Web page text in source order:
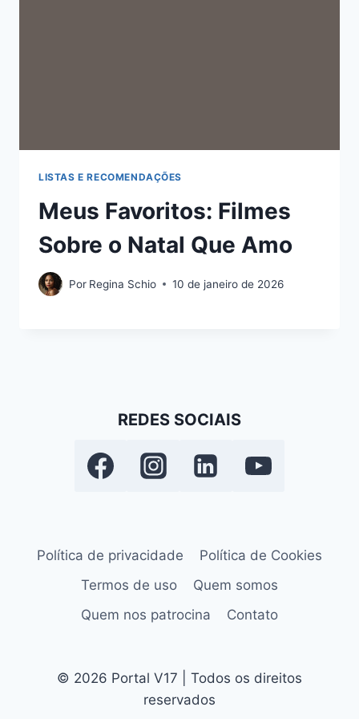
LISTAS E RECOMENDAÇÕES
Meus Favoritos: Filmes
Sobre o Natal Que Amo
Por Regina Schio 10 de janeiro de 2026
REDES SOCIAIS
Política de privacidade
Política de Cookies
Termos de uso
Quem somos
Quem nos patrocina
Contato
© 2026 Portal V17 | Todos os direitos
reservados